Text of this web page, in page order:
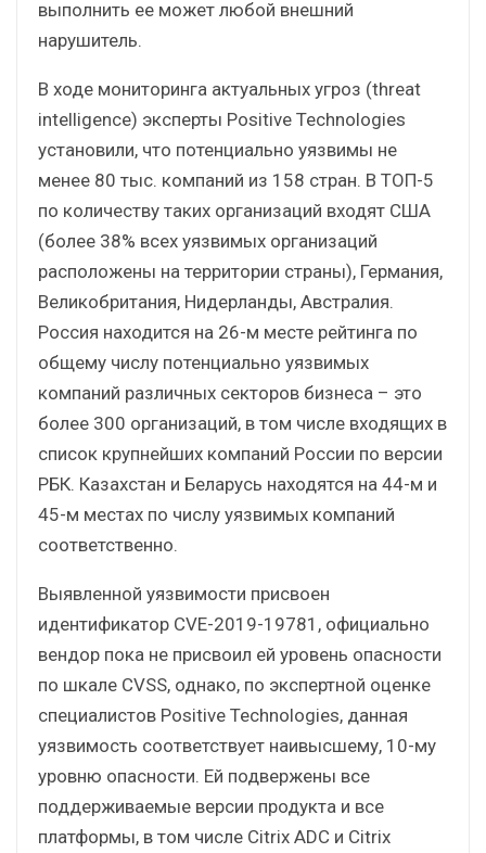
выполнить ее может любой внешний
нарушитель.
В ходе мониторинга актуальных угроз (threat
intelligence) эксперты Positive Technologies
установили, что потенциально уязвимы не
менее 80 тыс. компаний из 158 стран. В ТОП-5
по количеству таких организаций входят США
(более 38% всех уязвимых организаций
расположены на территории страны), Германия,
Великобритания, Нидерланды, Австралия.
Россия находится на 26-м месте рейтинга по
общему числу потенциально уязвимых
компаний различных секторов бизнеса – это
более 300 организаций, в том числе входящих в
список крупнейших компаний России по версии
РБК. Казахстан и Беларусь находятся на 44-м и
45-м местах по числу уязвимых компаний
соответственно.
Выявленной уязвимости присвоен
идентификатор CVE-2019-19781, официально
вендор пока не присвоил ей уровень опасности
по шкале CVSS, однако, по экспертной оценке
специалистов Positive Technologies, данная
уязвимость соответствует наивысшему, 10-му
уровню опасности. Ей подвержены все
поддерживаемые версии продукта и все
платформы, в том числе Citrix ADC и Citrix